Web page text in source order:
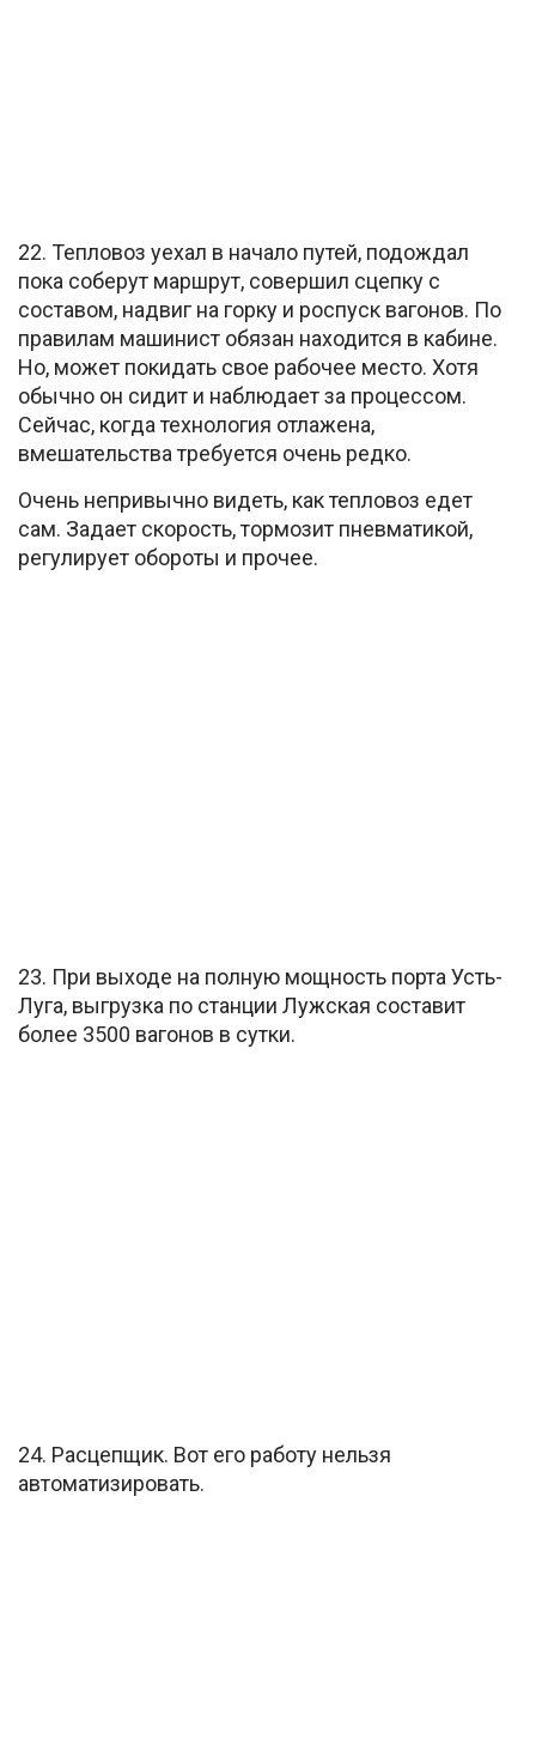
22. Тепловоз уехал в начало путей, подождал
пока соберут маршрут, совершил сцепку с
составом, надвиг на горку и роспуск вагонов. По
правилам машинист обязан находится в кабине.
Но, может покидать свое рабочее место. Хотя
обычно он сидит и наблюдает за процессом.
Сейчас, когда технология отлажена,
вмешательства требуется очень редко.
Очень непривычно видеть, как тепловоз едет
сам. Задает скорость, тормозит пневматикой,
регулирует обороты и прочее.
23. При выходе на полную мощность порта Усть-
Луга, выгрузка по станции Лужская составит
более 3500 вагонов в сутки.
24. Расцепщик. Вот его работу нельзя
автоматизировать.